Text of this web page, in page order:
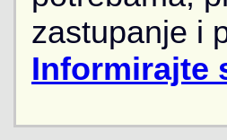
zastupanje i
Informirajte